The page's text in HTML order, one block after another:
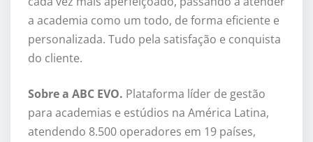
a academia como um todo, de forma eficiente e
personalizada. Tudo pela satisfação e conquista
do cliente.
Sobre a ABC EVO. Plataforma líder de gestão
para academias e estúdios na América Latina,
atendendo 8.500 operadores em 19 países,